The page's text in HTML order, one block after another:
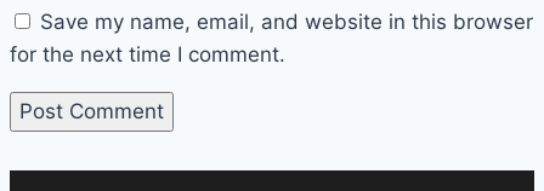
Save my name, email, and website in this browser
for the next time I comment.